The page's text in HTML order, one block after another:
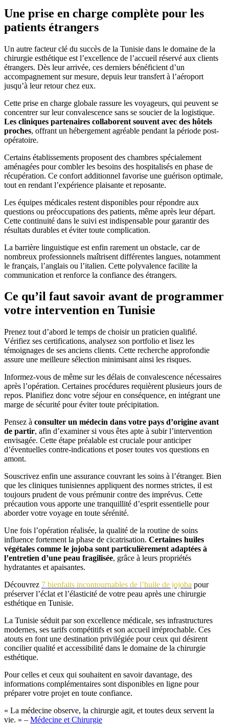
Une prise en charge complète pour les
patients étrangers
Un autre facteur clé du succès de la Tunisie dans le domaine de la
chirurgie esthétique est l’excellence de l’accueil réservé aux clients
étrangers. Dès leur arrivée, ces derniers bénéficient d’un
accompagnement sur mesure, depuis leur transfert à l’aéroport
jusqu’à leur retour chez eux.
Cette prise en charge globale rassure les voyageurs, qui peuvent se
concentrer sur leur convalescence sans se soucier de la logistique.
Les cliniques partenaires collaborent souvent avec des hôtels
proches, offrant un hébergement agréable pendant la période post-
opératoire.
Certains établissements proposent des chambres spécialement
aménagées pour combler les besoins des hospitalisés en phase de
récupération. Ce confort additionnel favorise une guérison optimale,
tout en rendant l’expérience plaisante et reposante.
Les équipes médicales restent disponibles pour répondre aux
questions ou préoccupations des patients, même après leur départ.
Cette continuité dans le suivi est indispensable pour garantir des
résultats durables et éviter toute complication.
La barrière linguistique est enfin rarement un obstacle, car de
nombreux professionnels maîtrisent différentes langues, notamment
le français, l’anglais ou l’italien. Cette polyvalence facilite la
communication et renforce la confiance des étrangers.
Ce qu’il faut savoir avant de programmer
votre intervention en Tunisie
Prenez tout d’abord le temps de choisir un praticien qualifié.
Vérifiez ses certifications, analysez son portfolio et lisez les
témoignages de ses anciens clients. Cette recherche approfondie
assure une meilleure sélection minimisant ainsi les risques.
Informez-vous de même sur les délais de convalescence nécessaires
après l’opération. Certaines procédures requièrent plusieurs jours de
repos. Planifiez donc votre séjour en conséquence, en intégrant une
marge de sécurité pour éviter toute précipitation.
Pensez à consulter un médecin dans votre pays d’origine avant
de partir, afin d’examiner si vous êtes apte à subir l’intervention
envisagée. Cette étape préalable est cruciale pour anticiper
d’éventuelles contre-indications et poser toutes vos questions en
amont.
Souscrivez enfin une assurance couvrant les soins à l’étranger. Bien
que les cliniques tunisiennes appliquent des normes strictes, il est
toujours prudent de vous prémunir contre des imprévus. Cette
précaution vous apporte une tranquillité d’esprit essentielle pour
aborder votre voyage en toute sérénité.
Une fois l’opération réalisée, la qualité de la routine de soins
influence fortement la phase de cicatrisation. Certaines huiles
végétales comme le jojoba sont particulièrement adaptées à
l’entretien d’une peau fragilisée, grâce à leurs propriétés
hydratantes et apaisantes.
Découvrez 7 bienfaits incontournables de l’huile de jojoba pour
préserver l’éclat et l’élasticité de votre peau après une chirurgie
esthétique en Tunisie.
La Tunisie séduit par son excellence médicale, ses infrastructures
modernes, ses tarifs compétitifs et son accueil irréprochable. Ces
atouts en font une destination privilégiée pour ceux qui désirent
concilier qualité et accessibilité dans le domaine de la chirurgie
esthétique.
Pour celles et ceux qui souhaitent en savoir davantage, des
informations complémentaires sont disponibles en ligne pour
préparer votre projet en toute confiance.
« La médecine observe, la chirurgie agit, et toutes deux servent la
vie. » – Médecine et Chirurgie